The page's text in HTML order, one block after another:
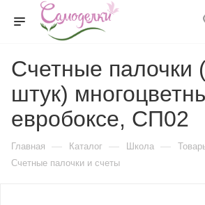
Счетные палочки
штук)
евробоксе, СП02
Главная — Каталог — Школа —
Счетные палочки и счеты